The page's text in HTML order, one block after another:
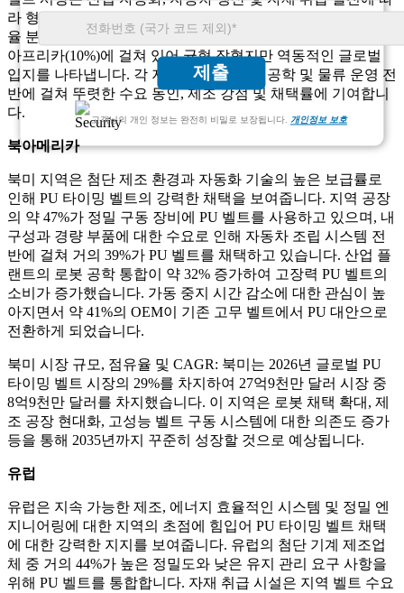
제출
고객님의 개인 정보는 완전히 비밀로 보장됩니다. 개인정보 보호
라 형성되는 다양한 지역 성장 패턴을 보여줍니다. 시장 점유
율 분포는 북미(29%), 유럽(27%), 아시아 태평양(34%), 중동 및
아프리카(10%)에 걸쳐 있어 균형 잡혔지만 역동적인 글로벌
입지를 나타냅니다. 각 지역은 기계, 로봇 공학 및 물류 운영 전
반에 걸쳐 뚜렷한 수요 동인, 제조 강점 및 채택률에 기여합니
다.
북아메리카
북미 지역은 첨단 제조 환경과 자동화 기술의 높은 보급률로
인해 PU 타이밍 벨트의 강력한 채택을 보여줍니다. 지역 공장
의 약 47%가 정밀 구동 장비에 PU 벨트를 사용하고 있으며, 내
구성과 경량 부품에 대한 수요로 인해 자동차 조립 시스템 전
반에 걸쳐 거의 39%가 PU 벨트를 채택하고 있습니다. 산업 플
랜트의 로봇 공학 통합이 약 32% 증가하여 고장력 PU 벨트의
소비가 증가했습니다. 가동 중지 시간 감소에 대한 관심이 높
아지면서 약 41%의 OEM이 기존 고무 벨트에서 PU 대안으로
전환하게 되었습니다.
북미 시장 규모, 점유율 및 CAGR: 북미는 2026년 글로벌 PU
타이밍 벨트 시장의 29%를 차지하여 27억9천만 달러 시장 중
8억9천만 달러를 차지했습니다. 이 지역은 로봇 채택 확대, 제
조 공장 현대화, 고성능 벨트 구동 시스템에 대한 의존도 증가
등을 통해 2035년까지 꾸준히 성장할 것으로 예상됩니다.
유럽
유럽은 지속 가능한 제조, 에너지 효율적인 시스템 및 정밀 엔
지니어링에 대한 지역의 초점에 힘입어 PU 타이밍 벨트 채택
에 대한 강력한 지지를 보여줍니다. 유럽의 첨단 기계 제조업
체 중 거의 44%가 높은 정밀도와 낮은 유지 관리 요구 사항을
위해 PU 벨트를 통합합니다. 자재 취급 시설은 지역 벨트 수요